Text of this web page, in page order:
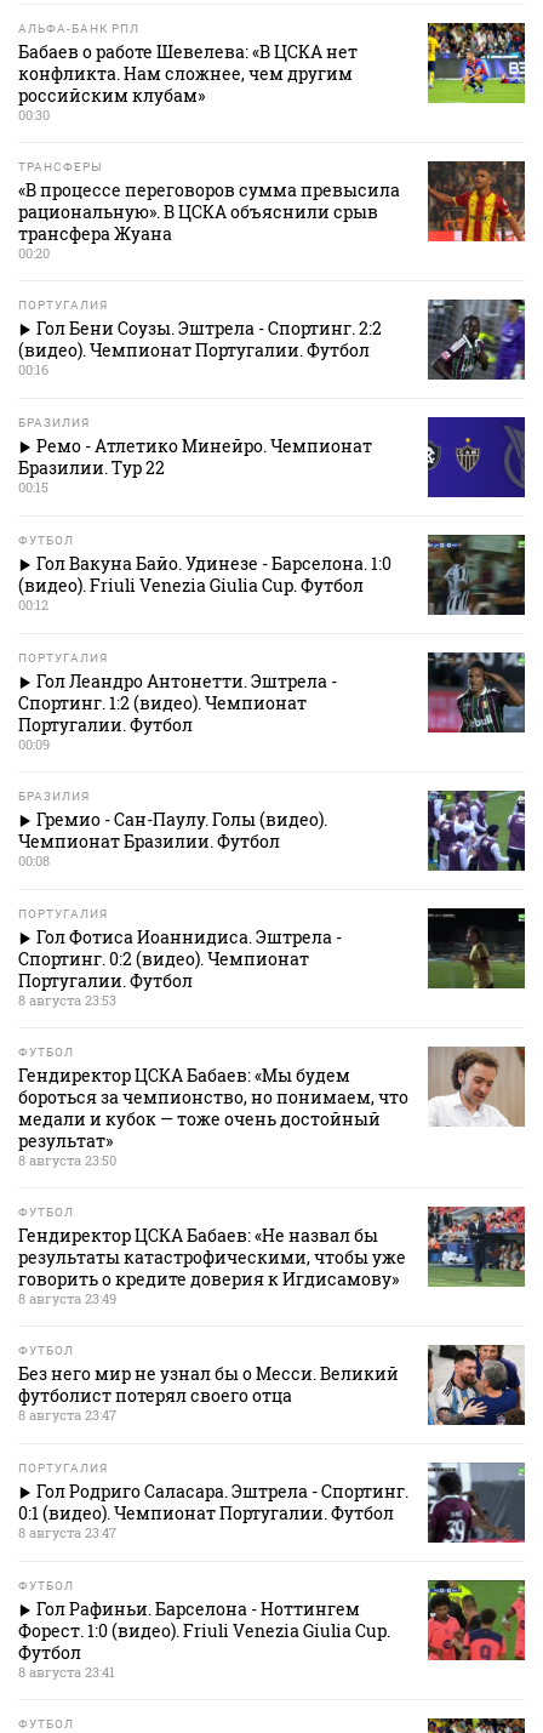
АЛЬФА-БАНК РПЛ
Бабаев о работе Шевелева: «В ЦСКА нет
конфликта. Нам сложнее, чем другим
российским клубам»
00:30
ТРАНСФЕРЫ
«В процессе переговоров сумма превысила
рациональную». В ЦСКА объяснили срыв
трансфера Жуана
00:20
ПОРТУГАЛИЯ
Гол Бени Соузы. Эштрела - Спортинг. 2:2
(видео). Чемпионат Португалии. Футбол
00:16
БРАЗИЛИЯ
Ремо - Атлетико Минейро. Чемпионат
Бразилии. Тур 22
00:15
ФУТБОЛ
Гол Вакуна Байо. Удинезе - Барселона. 1:0
(видео). Friuli Venezia Giulia Cup. Футбол
00:12
ПОРТУГАЛИЯ
Гол Леандро Антонетти. Эштрела -
Спортинг. 1:2 (видео). Чемпионат
Португалии. Футбол
00:09
БРАЗИЛИЯ
Гремио - Сан-Паулу. Голы (видео).
Чемпионат Бразилии. Футбол
00:08
ПОРТУГАЛИЯ
Гол Фотиса Иоаннидиса. Эштрела -
Спортинг. 0:2 (видео). Чемпионат
Португалии. Футбол
8 августа 23:53
ФУТБОЛ
Гендиректор ЦСКА Бабаев: «Мы будем
бороться за чемпионство, но понимаем, что
медали и кубок — тоже очень достойный
результат»
8 августа 23:50
ФУТБОЛ
Гендиректор ЦСКА Бабаев: «Не назвал бы
результаты катастрофическими, чтобы уже
говорить о кредите доверия к Игдисамову»
8 августа 23:49
ФУТБОЛ
Без него мир не узнал бы о Месси. Великий
футболист потерял своего отца
8 августа 23:47
ПОРТУГАЛИЯ
Гол Родриго Саласара. Эштрела - Спортинг.
0:1 (видео). Чемпионат Португалии. Футбол
8 августа 23:47
ФУТБОЛ
Гол Рафиньи. Барселона - Ноттингем
Форест. 1:0 (видео). Friuli Venezia Giulia Cup.
Футбол
8 августа 23:41
ФУТБОЛ